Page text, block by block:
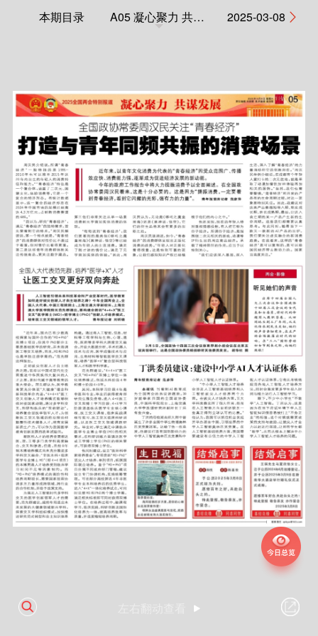
本期目录 A05 凝心聚力 共谋发展 2025-03-08